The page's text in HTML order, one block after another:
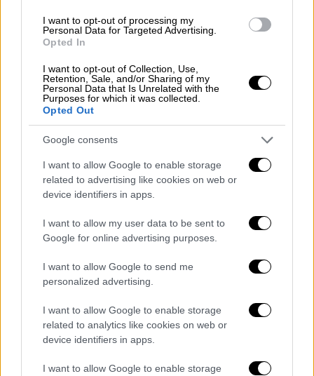
I want to opt-out of processing my
Personal Data for Targeted Advertising.
Opted In
I want to opt-out of Collection, Use,
Retention, Sale, and/or Sharing of my
Personal Data that Is Unrelated with the
Purposes for which it was collected.
Opted Out
Google consents
I want to allow Google to enable storage
related to advertising like cookies on web or
device identifiers in apps.
I want to allow my user data to be sent to
Google for online advertising purposes.
I want to allow Google to send me
personalized advertising.
I want to allow Google to enable storage
related to analytics like cookies on web or
device identifiers in apps.
I want to allow Google to enable storage
Αθλητισμός
Champions League: Η Τσέλσι διέσυρε τη
Γιούβε κι ο Βλαχοδήμος κράτησε όρθια
την Μπενφίκα στο Καμπ Νόου - Ορατός ο
αποκλεισμός για Μπάρτσα!
Κινδυνεύει με αποκλεισμό από το
Champions League η Μπαρτσελόνα -
Αφεντικό για την πρωτιά η Τσέλσι, «φωτιά»